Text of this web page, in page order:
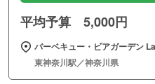
平均予算 5,000円
バーベキュー・ビアガーデン
東神奈川駅／神奈川県